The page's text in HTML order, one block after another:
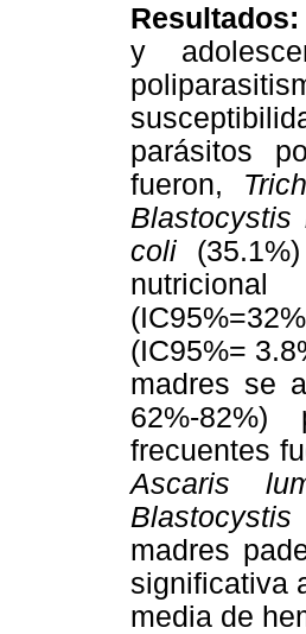
Resultados:
y
parásitos
fueron,
Blastocystis
coli
(IC95%=
madres se
62%-82%)
frecuentes
Ascaris
Blastocystis
madres
significativa
media de